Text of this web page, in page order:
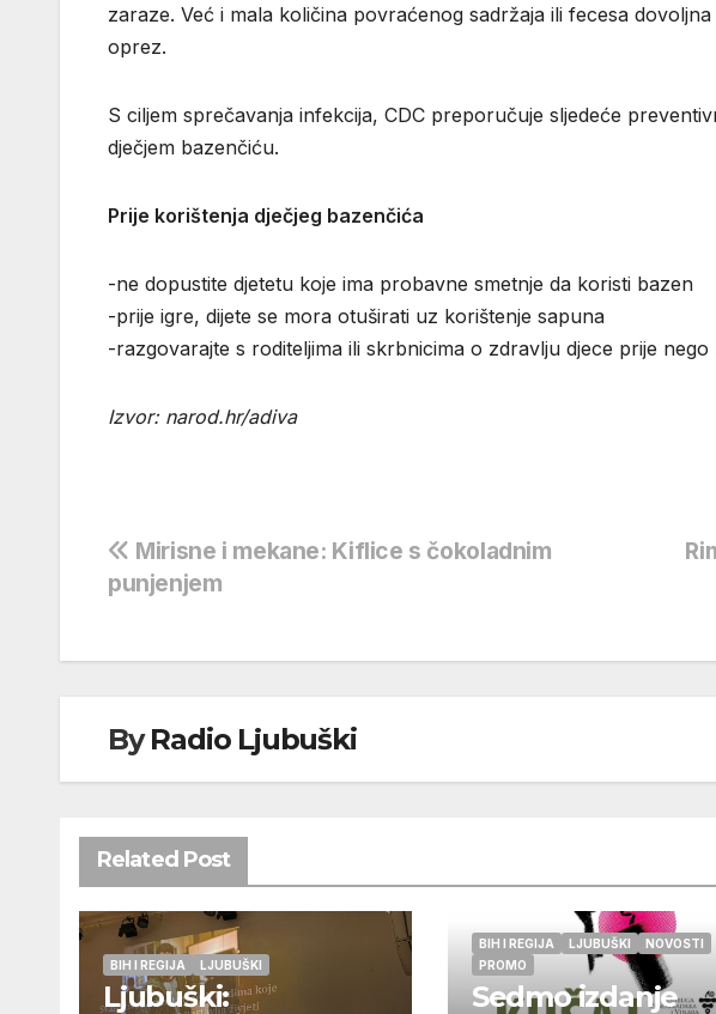
zaraze. Već i mala količina povraćenog sadržaja ili fecesa
oprez.
S ciljem sprečavanja infekcija, CDC preporučuje sljedeće
dječjem bazenčiću.
Prije korištenja dječjeg bazenčića
-ne dopustite djetetu koje ima probavne smetnje da koristi bazen
-prije igre, dijete se mora otuširati uz korištenje sapuna
-razgovarajte s roditeljima ili skrbnicima o zdravlju djece prije
Izvor: narod.hr/adiva
Navigacija
objava
Mirisne i mekane: Kiflice s čokoladnim
punjenjem
ByRadio Ljubuški
Related Post
BIH I REGIJA LJUBUŠKI
Ljubuški:
BIH I REGIJA LJUBUŠKI
NOVOSTI
PROMO
Sedmo izdanje